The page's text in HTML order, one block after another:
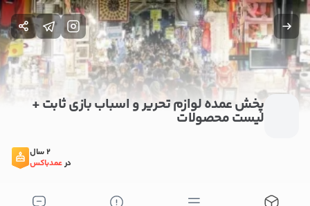
پخش عمده لوازم تحریر و اسباب بازی ثابت +
لیست محصولات
2 سال
درعمدباکس